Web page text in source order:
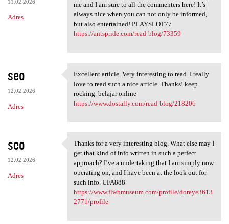
11.02.2026
Adres
me and I am sure to all the commenters here! It’s
always nice when you can not only be informed,
but also entertained! PLAYSLOT77
https://antspride.com/read-blog/73359
seo
12.02.2026
Adres
Excellent article. Very
Excellent article. Very interesting to read. I really
love to read such a nice article. Thanks! keep
rocking. belajar online
https://www.dostally.com/read-blog/218206
seo
12.02.2026
Adres
Thanks for a very interesting
Thanks for a very interesting blog. What else may I
get that kind of info written in such a perfect
approach? I’ve a undertaking that I am simply now
operating on, and I have been at the look out for
such info. UFA888
https://www.flwbmuseum.com/profile/doreye3613
2771/profile